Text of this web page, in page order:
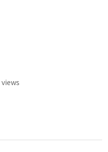
views